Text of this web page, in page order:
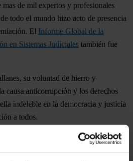
mas de mil expertos y profesionales
todo el mundo hizo acto de presencia
El Informe Global de la
en Sistemas Judiciales también fue
su voluntad de hierro y
causa anticorrupción y los derechos
indeleble en la democracia y justicia
a todos.
con su esposo, hijos, amigos y colegas.